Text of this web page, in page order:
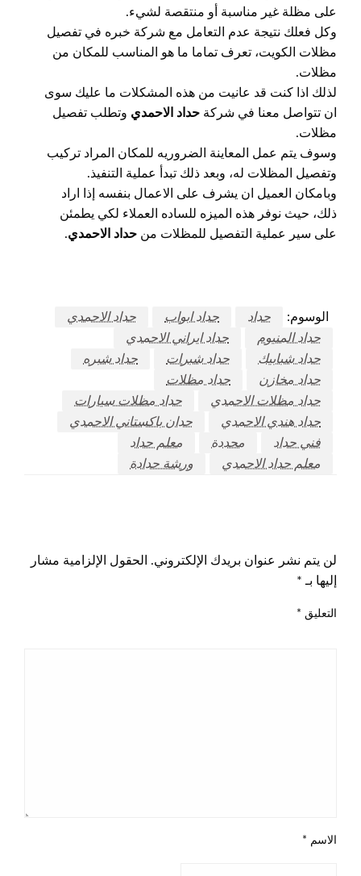
على مظلة غير مناسبة أو منتقصة لشيء.
وكل فعلك نتيجة عدم التعامل مع شركة خبره في تفصيل
مظلات الكويت، تعرف تماما ما هو المناسب للمكان من
مظلات.
لذلك اذا كنت قد عانيت من هذه المشكلات ما عليك سوى
ان تتواصل معنا في شركة حداد الاحمدي وتطلب تفصيل
مظلات.
وسوف يتم عمل المعاينة الضروريه للمكان المراد تركيب
وتفصيل المظلات له، وبعد ذلك تبدأ عملية التنفيذ.
وبامكان العميل ان يشرف على الاعمال بنفسه إذا اراد
ذلك، حيث نوفر هذه الميزه للساده العملاء لكي يطمئن
على سير عملية التفصيل للمظلات من حداد الاحمدي.
الوسوم: حداد حداد ابواب
حداد الاحمدي
حداد المنيوم
حداد ايراني الاحمدي
حداد شبابيك
حداد شبرات
حداد شبره
حداد مخازن
حداد مظلات
حداد مظلات الاحمدي
حداد مظلات سيارات
حداد هندي الاحمدي
حدان باكستاني الاحمدي
فني حداد
محددة
معلم حداد
معلم حداد الاحمدي
ورشة حدادة
لن يتم نشر عنوان بريدك الإلكتروني.
الحقول الإلزامية مشار
إليها بـ *
التعليق *
الاسم *